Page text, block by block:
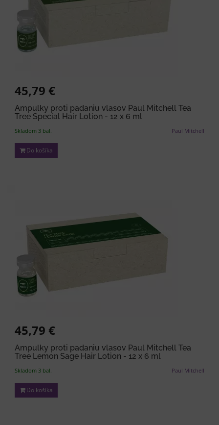
45,79 €
Ampulky proti padaniu vlasov Paul Mitchell Tea
Tree Special Hair Lotion - 12 x 6 ml
Paul Mitchell
Skladom 3 bal.
Do košíka
45,79 €
Ampulky proti padaniu vlasov Paul Mitchell Tea
Tree Lemon Sage Hair Lotion - 12 x 6 ml
Paul Mitchell
Skladom 3 bal.
Do košíka